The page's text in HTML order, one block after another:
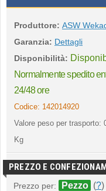
Produttore: ASW
Garanzia: Dettagli
Disponibilità:
Normalmente spedito
24/48 ore
Codice: 142014920
Valore peso per trasporto:
Kg
PREZZO E
Prezzo per: Pezzo (?)